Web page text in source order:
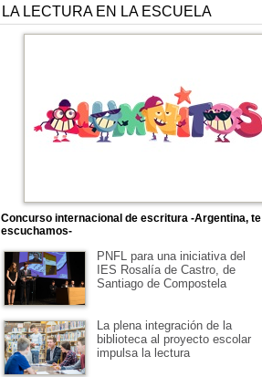
LA LECTURA EN LA ESCUELA
Concurso internacional de escritura -Argentina, te
escuchamos-
PNFL para una iniciativa del
IES Rosalía de Castro, de
Santiago de Compostela
La plena integración de la
biblioteca al proyecto escolar
impulsa la lectura